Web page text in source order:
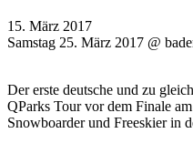
15. März 2017
Samstag 25. März 2017 @
Der erste deutsche und zu
QParks Tour vor dem Finale
Snowboarder und Freeskier in